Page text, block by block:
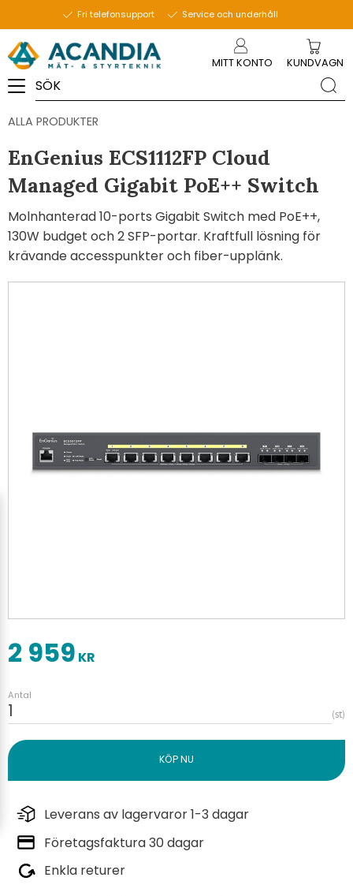
Fri telefonsupport Service och underhåll
MITT KONTO KUNDVAGN
ALLA PRODUKTER
EnGenius ECS1112FP Cloud
Managed Gigabit PoE++ Switch
Molnhanterad 10-ports Gigabit Switch med PoE++,
130W budget och 2 SFP-portar. Kraftfull lösning för
krävande accesspunkter och fiber-upplänk.
2 959 KR
Antal
st
Leverans av lagervaror 1-3 dagar
Företagsfaktura 30 dagar
Enkla returer